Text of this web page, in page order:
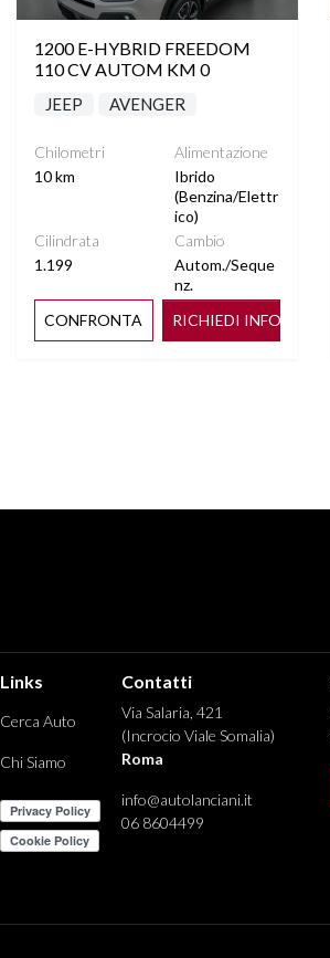
1200 E-HYBRID FREEDOM
110 CV AUTOM KM 0
JEEP AVENGER
Chilometri
10 km
Alimentazione
Ibrido
(Benzina/Elettr
ico)
Cilindrata
1.199
Cambio
Autom./Seque
nz.
CONFRONTA
RICHIEDI INFO
Links
Cerca Auto
Chi Siamo
Contatti
Via Salaria, 421
(Incrocio Viale Somalia)
Roma
info@autolanciani.it
06 8604499